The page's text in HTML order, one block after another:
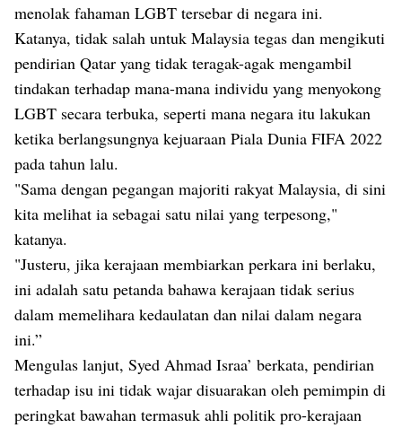
menolak fahaman LGBT tersebar di negara ini.
Katanya, tidak salah untuk Malaysia tegas dan mengikuti
pendirian Qatar yang tidak teragak-agak mengambil
tindakan terhadap mana-mana individu yang menyokong
LGBT secara terbuka, seperti mana negara itu lakukan
ketika berlangsungnya kejuaraan Piala Dunia FIFA 2022
pada tahun lalu.
"Sama dengan pegangan majoriti rakyat Malaysia, di sini
kita melihat ia sebagai satu nilai yang terpesong,"
katanya.
"Justeru, jika kerajaan membiarkan perkara ini berlaku,
ini adalah satu petanda bahawa kerajaan tidak serius
dalam memelihara kedaulatan dan nilai dalam negara
ini.”
Mengulas lanjut, Syed Ahmad Israa’ berkata, pendirian
terhadap isu ini tidak wajar disuarakan oleh pemimpin di
peringkat bawahan termasuk ahli politik pro-kerajaan